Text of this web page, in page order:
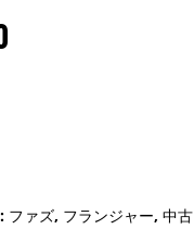
ファズ, フランジャー, 中古